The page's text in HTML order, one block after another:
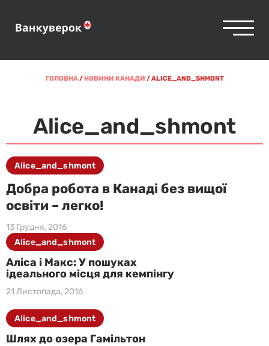
ГОЛОВНА/НОВИНИ КАНАДИ /ALICE_AND_SHMONT
Alice_and_shmont
Добра робота в Канаді без вищої
освіти – легко!
13 Грудня, 2016
Alice_and_shmont
Аліса і Макс: У пошуках
ідеального місця для кемпінгу
21 Листопада, 2016
Alice_and_shmont
Шлях до озера Гамільтон
Alice_and_shmont